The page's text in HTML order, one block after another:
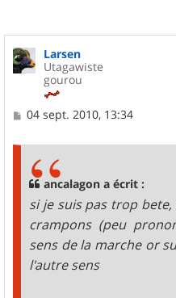
Larsen
Utagawiste
gourou
M
04 sept. 2010, 13:34
ancalagon a écrit :
si je suis pas trop
crampons (peu
sens de la marche or
l'autre sens